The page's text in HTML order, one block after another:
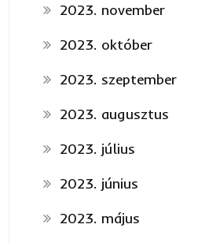
2023. november
2023. október
2023. szeptember
2023. augusztus
2023. július
2023. június
2023. május